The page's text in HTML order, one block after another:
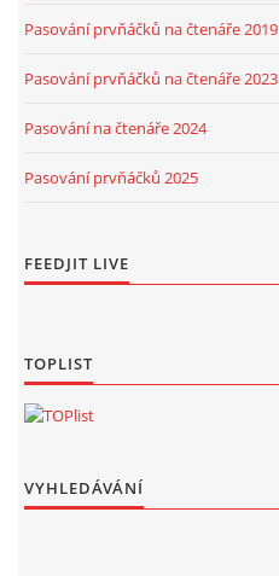
Pasování prvňáčků na čtenáře 2019
Pasování prvňáčků na čtenáře 2023
Pasování na čtenáře 2024
Pasování prvňáčků 2025
FEEDJIT LIVE
TOPLIST
VYHLEDÁVÁNÍ